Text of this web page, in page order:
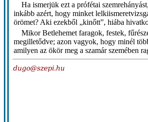
Ha ismerjük ezt a prófétai
inkább azért, hogy minket
örömet? Aki ezekből „kinőtt”, hiába
Mikor Betlehemet faragok, festek,
megilletődve; azon vagyok, hogy minél
amilyen az ökör meg a szamár szemében